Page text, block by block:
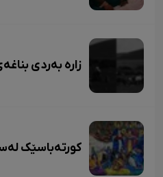
زاره بەردی
کورتەباسێک